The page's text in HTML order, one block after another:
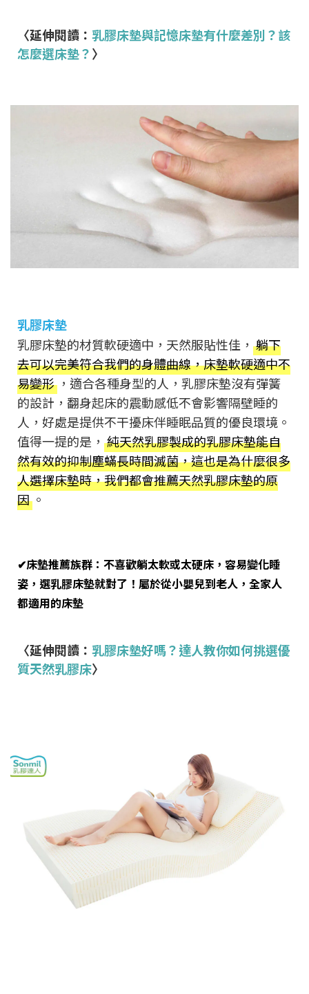
〈延伸閱讀： 乳膠床墊與記憶床墊有什麼差別？該
怎麼選床墊？〉
乳膠床墊
乳膠床墊的材質軟硬適中，天然服貼性佳， 躺下
去可以完美符合我們的身體曲線，床墊軟硬適中不
易變形，適合各種身型的人，乳膠床墊沒有彈簧
的設計，翻身起床的震動感低不會影響隔壁睡的
人，好處是提供不干擾床伴睡眠品質的優良環境。
值得一提的是， 純天然乳膠製成的乳膠床墊能自
然有效的抑制塵蟎長時間滅菌，這也是為什麼很多
人選擇床墊時，我們都會推薦天然乳膠床墊的原
因。
✔床墊推薦族群：不喜歡躺太軟或太硬床，容易變化睡
姿，選乳膠床墊就對了！屬於從小嬰兒到老人，全家人
都適用的床墊
〈延伸閱讀： 乳膠床墊好嗎？達人教你如何挑選優
質天然乳膠床〉